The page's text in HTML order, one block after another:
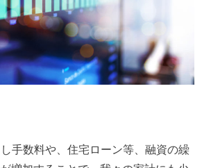
手数料や、住宅ローン等、融資の繰